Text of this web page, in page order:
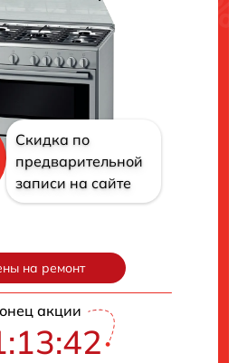
Скидка по
предварительной
записи на сайте
на ремонт
акции